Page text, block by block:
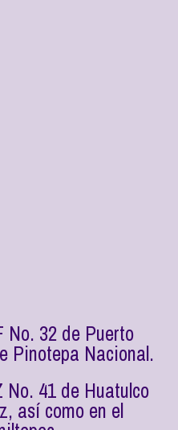
No. 32 de Puerto
Pinotepa Nacional.
No. 41 de Huatulco
así como en el